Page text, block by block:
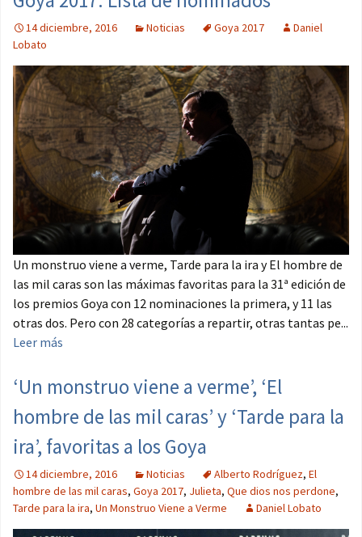
14 diciembre, 2016 Noticias Goya 2017
Daniel
Lobato
Un monstruo viene a verme, Tarde para la ira y El hombre de
las mil caras son las máximas favoritas para la 31ª edición de
los premios Goya con 12 nominaciones la primera, y 11 las
otras dos. Pero con 28 categorías a repartir, otras tantas pe...
Leer más
‘Un monstruo viene a verme’, ‘El
hombre de las mil caras’ y ‘Tarde para la
ira’, favoritas a los Goya
14 diciembre, 2016 Noticias Alberto Rodríguez, El
hombre de las mil caras, Goya 2017, Julieta, Que dios nos perdone,
Tarde para la ira, Un Monstruo Viene a Verme Daniel Lobato